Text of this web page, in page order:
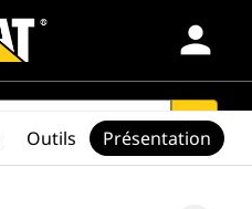
person
search
Outils Présentation